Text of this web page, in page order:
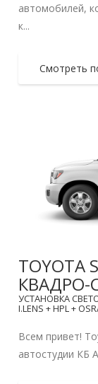
автомобилей,
к...
Смотреть
TOYOTA
УСТАНОВКА
I.LENS + HPL +
Всем привет!
автостудии КБ